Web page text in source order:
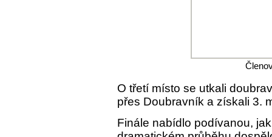
O třetí místo se utkali
přes Doubravník a získali 3.
Finále nabídlo podívanou,